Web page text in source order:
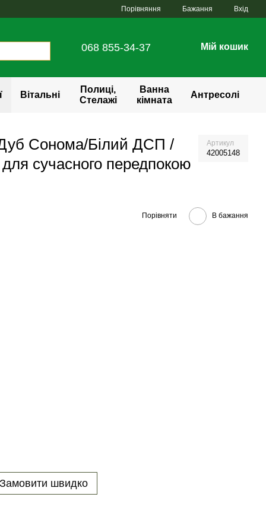
Порівняння Бажання Вхід
068 855-34-37 Мій кошик
Вітальні
Полиці,
Стелажі
Ванна
кімната
Антресолі
Сонома/Білий ДСП /
сучасного передпокою
Артикул
42005148
Порівняти В бажання
швидко